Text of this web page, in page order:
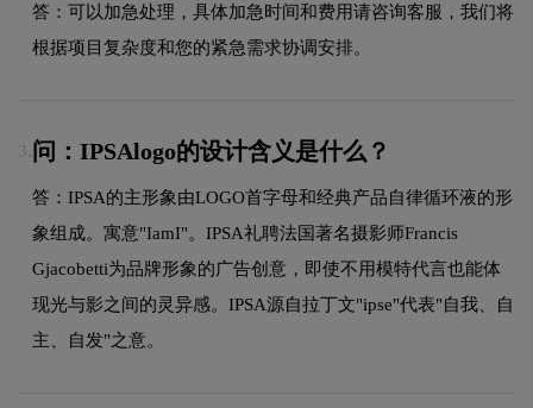
答：可以加急处理，具体加急时间和费用请咨询客服，我们将
根据项目复杂度和您的紧急需求协调安排。
3. 问：IPSAlogo的设计含义是什么？
答：IPSA的主形象由LOGO首字母和经典产品自律循环液的形
象组成。寓意"IamI"。IPSA礼聘法国著名摄影师Francis
Gjacobetti为品牌形象的广告创意，即使不用模特代言也能体
现光与影之间的灵异感。IPSA源自拉丁文"ipse"代表"自我、自
主、自发"之意。